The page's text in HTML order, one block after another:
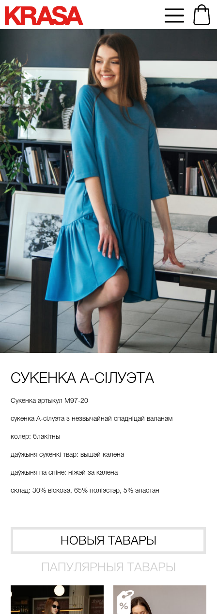
СУКЕНКА А-СІЛУЭТА
Сукенка артыкул М97-20
сукенка А-сілуэта з незвычайнай спадніцай валанам
колер: блакітны
даўжыня сукенкі твар: вышэй калена
даўжыня па спіне: ніжэй за калена
склад: 30% віскоза, 65% поліэстэр, 5% эластан
НОВЫЯ ТАВАРЫ
ПАПУЛЯРНЫЯ ТАВАРЫ